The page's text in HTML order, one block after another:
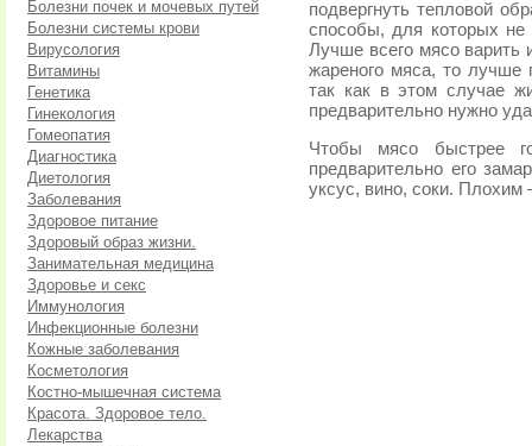
Болезни почек и мочевых путей
Болезни системы крови
Вирусология
Витамины
Генетика
Гинекология
Гомеопатия
Диагностика
Диетология
Заболевания
Здоровое питание
Здоровый образ жизни.
Занимательная медицина
Здоровье и секс
Иммунология
Инфекционные болезни
Кожные заболевания
Косметология
Костно-мышечная система
Красота. Здоровое тело.
Лекарства
подвергнуть тепловой
способы, для которых не
Лучше всего мясо варить
жареного мяса, то лучше
так как в этом случае
предварительно нужно
Чтобы мясо быстрее
предварительно его
уксус, вино, соки.